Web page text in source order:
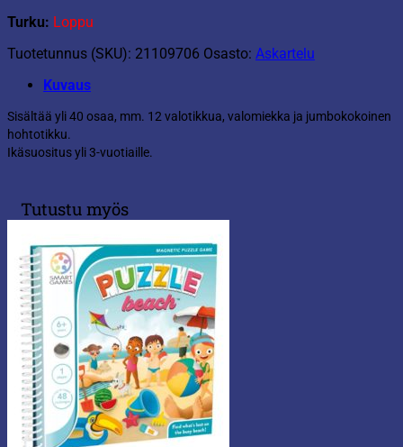
Turku: Loppu
Tuotetunnus (SKU): 21109706 Osasto: Askartelu
Kuvaus
Sisältää yli 40 osaa, mm. 12 valotikkua, valomiekka ja jumbokokoinen
hohtotikku.
Ikäsuositus yli 3-vuotiaille.
Tutustu myös